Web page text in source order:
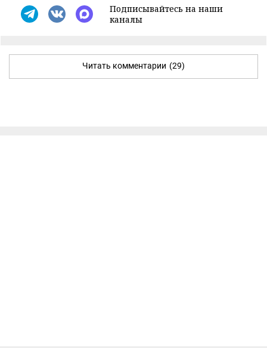
Подписывайтесь на наши
каналы
Читать комментарии (29)